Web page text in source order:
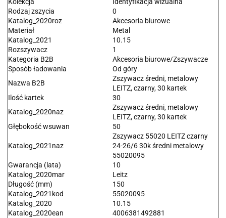
Kolekcja
Identyfikacja wizualna
Rodzaj zszycia
0
Katalog_2020roz
Akcesoria biurowe
Materiał
Metal
Katalog_2021
10.15
Rozszywacz
1
Kategoria B2B
Akcesoria biurowe/Zszywacze
Sposób ładowania
Od góry
Nazwa B2B
Zszywacz średni, metalowy
LEITZ, czarny, 30 kartek
Ilość kartek
30
Katalog_2020naz
Zszywacz średni, metalowy
LEITZ, czarny, 30 kartek
Głębokość wsuwan
50
Katalog_2021naz
Zszywacz 55020 LEITZ czarny
24-26/6 30k średni metalowy
55020095
Gwarancja (lata)
10
Katalog_2020mar
Leitz
Długość (mm)
150
Katalog_2021kod
55020095
Katalog_2020
10.15
Katalog_2020ean
4006381492881